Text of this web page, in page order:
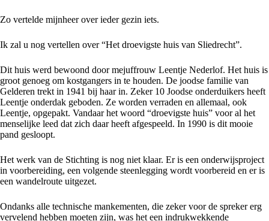
Zo vertelde mijnheer over ieder gezin iets.
Ik zal u nog vertellen over “Het droevigste huis van Sliedrecht”.
Dit huis werd bewoond door mejuffrouw Leentje Nederlof. Het huis is
groot genoeg om kostgangers in te houden. De joodse familie van
Gelderen trekt in 1941 bij haar in. Zeker 10 Joodse onderduikers heeft
Leentje onderdak geboden. Ze worden verraden en allemaal, ook
Leentje, opgepakt. Vandaar het woord “droevigste huis” voor al het
menselijke leed dat zich daar heeft afgespeeld. In 1990 is dit mooie
pand gesloopt.
Het werk van de Stichting is nog niet klaar. Er is een onderwijsproject
in voorbereiding, een volgende steenlegging wordt voorbereid en er is
een wandelroute uitgezet.
Ondanks alle technische mankementen, die zeker voor de spreker erg
vervelend hebben moeten zijn, was het een indrukwekkende